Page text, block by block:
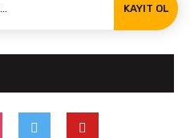
KAYIT OL